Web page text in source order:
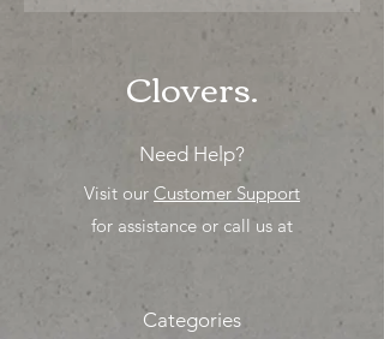
solo los mejores precios para tu
Clovers.
Need Help?
Visit our Customer Support
for assistance or call us at
Categories